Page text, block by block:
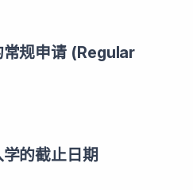
规申请 (Regular
的截止日期